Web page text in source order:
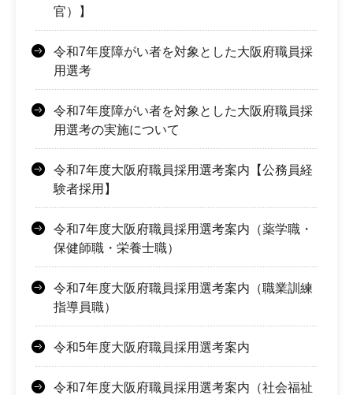
官）】
令和7年度障がい者を対象とした大阪府職員採
用選考
令和7年度障がい者を対象とした大阪府職員採
用選考の実施について
令和7年度大阪府職員採用選考案内【公務員経
験者採用】
令和7年度大阪府職員採用選考案内（薬学職・
保健師職・栄養士職）
令和7年度大阪府職員採用選考案内（職業訓練
指導員職）
令和5年度大阪府職員採用選考案内
令和7年度大阪府職員採用選考案内（社会福祉